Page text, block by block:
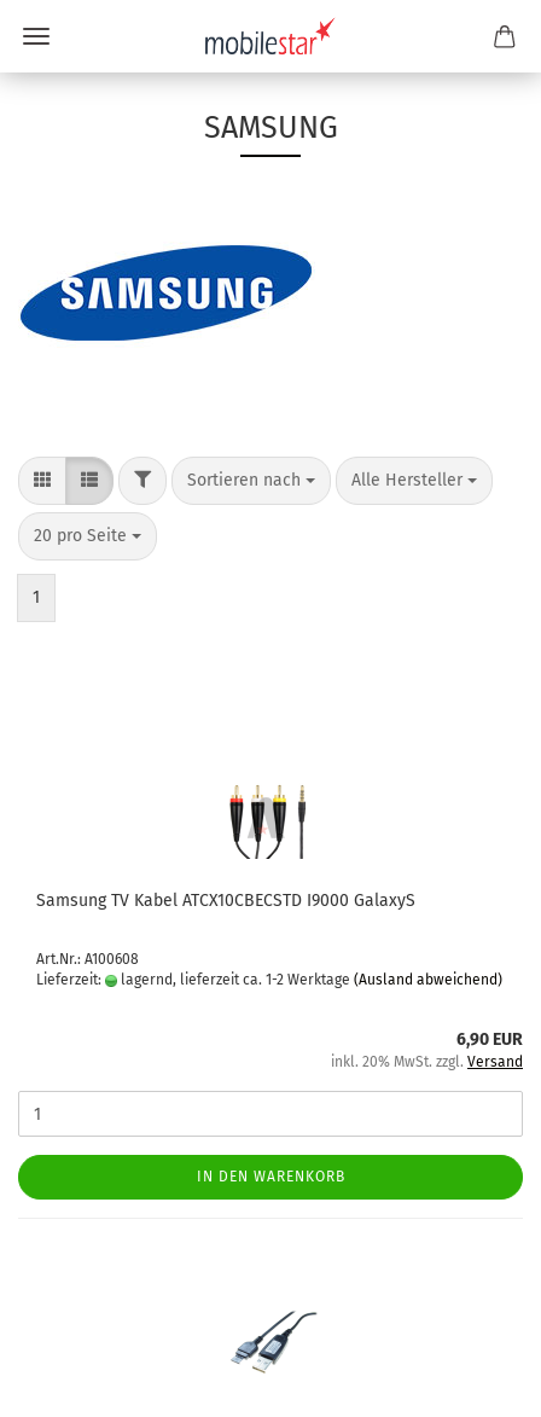
SAMSUNG
Sortieren nach Alle Hersteller
20 pro Seite
1
Sam­sung TV Kabel ATCX10CBECSTD I9000 Ga­la­xyS
Art.Nr.: A100608
Lieferzeit:
lagernd, lieferzeit ca. 1-2 Werktage (Ausland abweichend)
6,90 EUR
inkl. 20% MwSt. zzgl. Versand
IN DEN WARENKORB